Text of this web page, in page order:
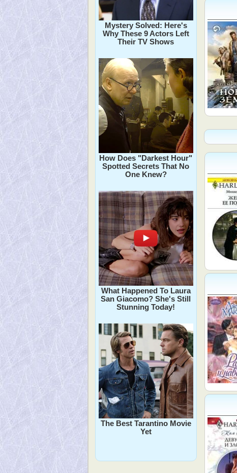
Mystery Solved: Here's
Why These 9 Actors Left
Their TV Shows
How Does "Darkest Hour"
Spotted Secrets That No
One Knew?
What Happened To Laura
San Giacomo? She's Still
Stunning Today!
The Best Tarantino Movie
Yet